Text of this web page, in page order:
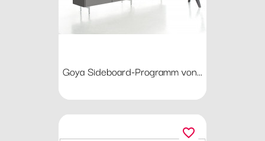
Goya Sideboard-Programm von...
favorite_border